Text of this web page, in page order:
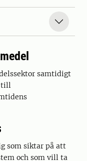
samtidigt
till
som siktar på att
och som vill ta